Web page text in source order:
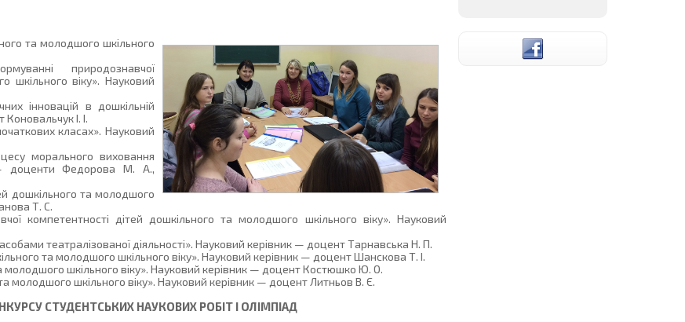
та молодшого шкільного
природознавчої
шкільного віку». Науковий
інновацій в дошкільній
І. І.
класах». Науковий
морального виховання
— доценти Федорова М. А.,
дошкільного та молодшого
Т. С.
компетентності дітей дошкільного та молодшого шкільного віку». Науковий
театралізованої діяльності». Науковий керівник — доцент Тарнавська Н. П.
та молодшого шкільного віку». Науковий керівник — доцент Шанскова Т. І.
молодшого шкільного віку». Науковий керівник — доцент Костюшко Ю. О.
молодшого шкільного віку». Науковий керівник — доцент Литньов В. Є.
СТУДЕНТСЬКИХ НАУКОВИХ РОБІТ І ОЛІМПІАД